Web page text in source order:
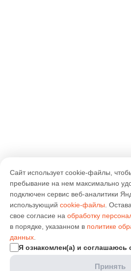
Сайт использует cookie-файлы,
пребывание на нем максимально
подключен сервис веб-аналитики
использующий cookie-файлы .
свое согласие на обработку
в порядке, указанном в политике
данных
Я ознакомлен(а) и соглашаюсь
Принять